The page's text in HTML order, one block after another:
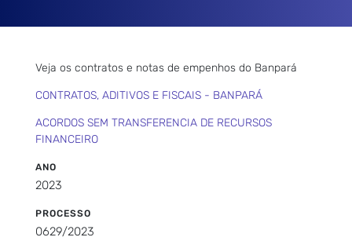
Veja os contratos e notas de empenhos do Banpará
CONTRATOS, ADITIVOS E FISCAIS - BANPARÁ
ACORDOS SEM TRANSFERENCIA DE RECURSOS
FINANCEIRO
ANO
2023
PROCESSO
0629/2023